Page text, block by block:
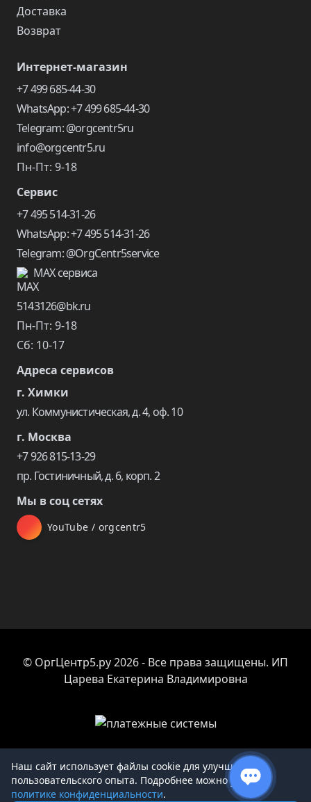
Доставка
Возврат
Интернет-магазин
+7 499 685-44-30
WhatsApp: +7 499 685-44-30
Telegram: @orgcentr5ru
info@orgcentr5.ru
Пн-Пт: 9-18
Сервис
+7 495 514-31-26
WhatsApp: +7 495 514-31-26
Telegram: @OrgCentr5service
MAX сервиса
5143126@bk.ru
Пн-Пт: 9-18
Сб: 10-17
Адреса сервисов
г. Химки
ул. Коммунистическая, д. 4, оф. 10
г. Москва
+7 926 815-13-29
пр. Гостиничный, д. 6, корп. 2
Мы в соц сетях
YouTube / orgcentr5
© ОргЦентр5.ру 2026 - Все права защищены. ИП
Царева Екатерина Владимировна
Товар добавлен в корзину
Наш сайт использует файлы cookie для улучшения
пользовательского опыта. Подробнее можно узнать в
политике конфиденциальности.